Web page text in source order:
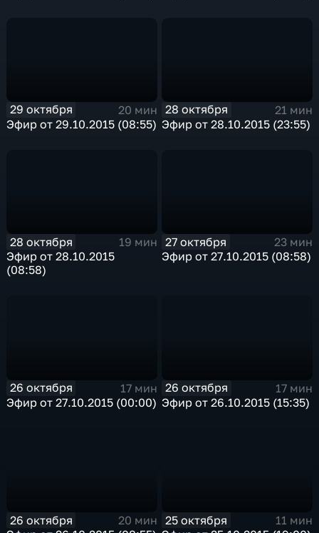
29 октября
20 мин
Эфир от 29.10.2015 (08:55)
28 октября
21 мин
Эфир от 28.10.2015 (23:55)
28 октября
19 мин
Эфир от 28.10.2015
(08:58)
27 октября
23 мин
Эфир от 27.10.2015 (08:58)
26 октября
17 мин
Эфир от 27.10.2015 (00:00)
26 октября
17 мин
Эфир от 26.10.2015 (15:35)
26 октября
20 мин
25 октября
11 мин